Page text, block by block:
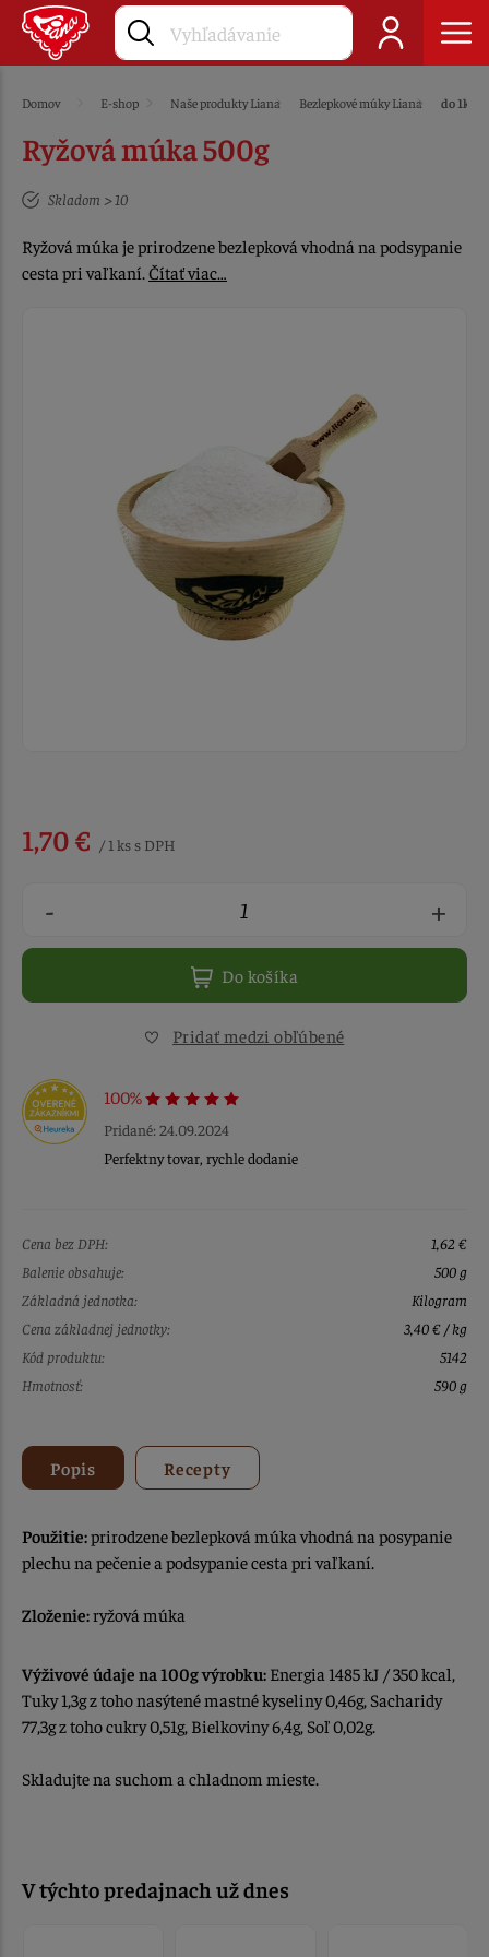
Domov E-shop Naše produkty Liana Bezlepkové múky Liana do 1kg
Ryžová múka 500g
Skladom > 10
Ryžová múka je prirodzene bezlepková vhodná na podsypanie
cesta pri vaľkaní.Čítať viac…
1,70 € / 1 ks s DPH
- +
Do košíka
Pridať medzi obľúbené
100%
Pridané: 24.09.2024
Perfektny tovar, rychle dodanie
Cena bez DPH:
1,62 €
Balenie obsahuje:
500 g
Základná jednotka:
Kilogram
Cena základnej jednotky:
3,40 € / kg
Kód produktu:
5142
Hmotnosť:
590 g
Popis Recepty
Použitie:prirodzene bezlepková múka vhodná na posypanie
plechu na pečenie a podsypanie cesta pri vaľkaní.
Zloženie:ryžová múka
Výživové údaje na 100g výrobku: Energia 1485 kJ / 350 kcal,
Tuky 1,3g z toho nasýtené mastné kyseliny 0,46g, Sacharidy
77,3g z toho cukry 0,51g, Bielkoviny 6,4g, Soľ 0,02g.
Skladujte na suchom a chladnom mieste.
V týchto predajnach už dnes